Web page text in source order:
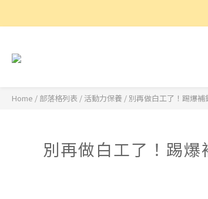
Home / 部落格列表 / 活動力保養 / 別再做白工了！踢爆補
別再做白工了！踢